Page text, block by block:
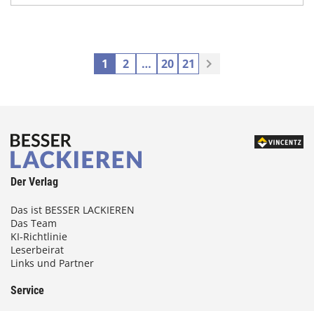
1 2 … 20 21
Der Verlag
Das ist BESSER LACKIEREN
Das Team
KI-Richtlinie
Leserbeirat
Links und Partner
Service